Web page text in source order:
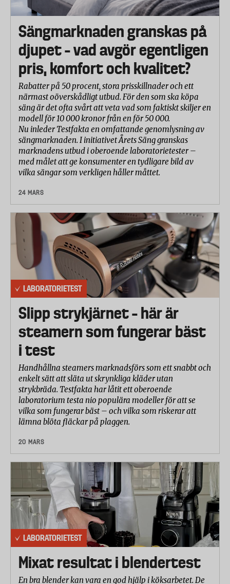
Sängmarknaden granskas på
djupet – vad avgör egentligen
pris, komfort och kvalitet?
Rabatter på 50 procent, stora prisskillnader och ett
närmast oöverskådligt utbud. För den som ska köpa
säng är det ofta svårt att veta vad som faktiskt skiljer en
modell för 10 000 kronor från en för 50 000.
Nu inleder Testfakta en omfattande genomlysning av
sängmarknaden. I initiativet Årets Säng granskas
marknadens utbud i oberoende laboratorietester –
med målet att ge konsumenter en tydligare bild av
vilka sängar som verkligen håller måttet.
24 MARS
LABORATORIETEST
Slipp strykjärnet – här är
steamern som fungerar bäst
i test
Handhållna steamers marknadsförs som ett snabbt och
enkelt sätt att släta ut skrynkliga kläder utan
strykbräda. Testfakta har låtit ett oberoende
laboratorium testa nio populära modeller för att se
vilka som fungerar bäst – och vilka som riskerar att
lämna blöta fläckar på plaggen.
20 MARS
LABORATORIETEST
Mixat resultat i blendertest
En bra blender kan vara en god hjälp i köksarbetet. De